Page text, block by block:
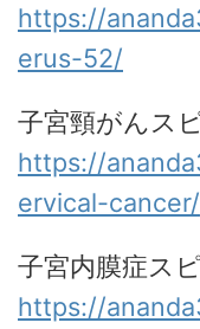
https://
erus-52/
子宮頸がんス
https://
ervical-cancer/
子宮内膜症ス
https://